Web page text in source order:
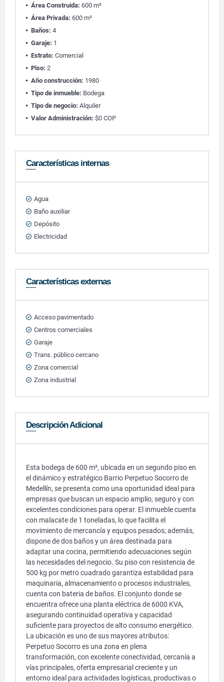
Área Construida: 600 m²
Área Privada: 600 m²
Baños: 4
Garaje: 1
Estrato: Comercial
Piso: 2
Año construcción: 1980
Tipo de inmueble: Bodega
Tipo de negocio: Alquiler
Valor Administración: $0 COP
Características internas
Agua
Baño auxiliar
Depósito
Electricidad
Características externas
Acceso pavimentado
Centros comerciales
Garaje
Trans. público cercano
Zona comercial
Zona industrial
Descripción Adicional
Esta bodega de 600 m², ubicada en un segundo piso en
el dinámico y estratégico Barrio Perpetuo Socorro de
Medellín, se presenta como una oportunidad ideal para
empresas que buscan un espacio amplio, seguro y con
excelentes condiciones para operar. El inmueble cuenta
con malacate de 1 toneladas, lo que facilita el
movimiento de mercancía y equipos pesados; además,
dispone de dos baños y un área destinada para
adaptar una cocina, permitiendo adecuaciones según
las necesidades del negocio. Su piso con resistencia de
500 kg por metro cuadrado garantiza estabilidad para
maquinaria, almacenamiento o procesos industriales,
cuenta con bateria de baños. El conjunto donde se
encuentra ofrece una planta eléctrica de 6000 KVA,
asegurando continuidad operativa y capacidad
suficiente para proyectos de alto consumo energético.
La ubicación es uno de sus mayores atributos:
Perpetuo Socorro es una zona en plena
transformación, con excelente conectividad, cercanía a
vías principales, oferta empresarial creciente y un
entorno ideal para actividades logísticas, productivas o